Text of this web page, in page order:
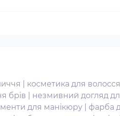
косметика для волосся
брів незмивний догляд
для манікюру фарба